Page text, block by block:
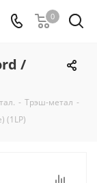
0
/
- Трэш-метал -
(1LP)